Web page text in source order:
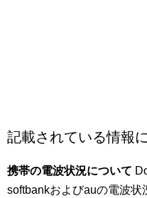
記載されている情報
携帯の電波状況について
softbankおよびauの電波状